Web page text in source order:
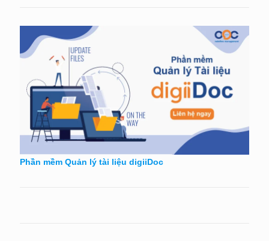
Phần mềm Quản lý tài liệu digiiDoc